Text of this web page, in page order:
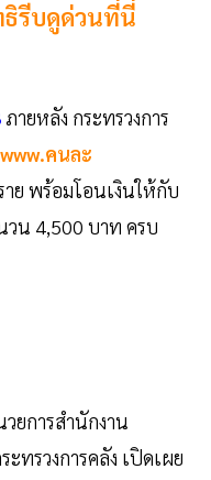
ธิรีบดูด่วนที่นี่
ภายหลัง กระทรวงการ
www.คนละ
ย พร้อมโอนเงินให้กับ
น 4,500 บาท ครบ
ยการสำนักงาน
ทรวงการคลัง เปิดเผย